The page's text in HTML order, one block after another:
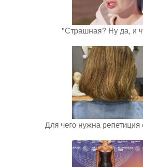
"Страшная? Ну да, и
Для чего нужна репетиция